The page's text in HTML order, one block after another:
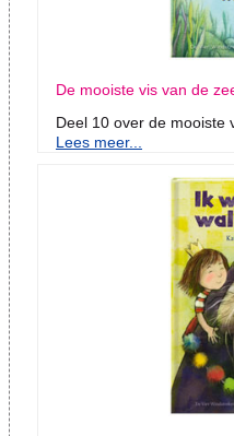
De mooiste vis van de
Deel 10 over de mooiste
Lees meer...